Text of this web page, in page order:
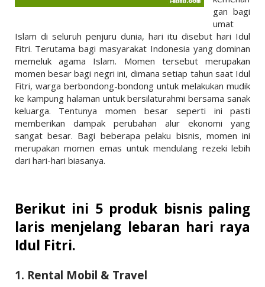
gan bagi
umat
Islam di seluruh penjuru dunia, hari itu disebut hari Idul
Fitri. Terutama bagi masyarakat Indonesia yang dominan
memeluk agama Islam. Momen tersebut merupakan
momen besar bagi negri ini, dimana setiap tahun saat Idul
Fitri, warga berbondong-bondong untuk melakukan mudik
ke kampung halaman untuk bersilaturahmi bersama sanak
keluarga. Tentunya momen besar seperti ini pasti
memberikan dampak perubahan alur ekonomi yang
sangat besar. Bagi beberapa pelaku bisnis, momen ini
merupakan momen emas untuk mendulang rezeki lebih
dari hari-hari biasanya.
Berikut ini 5 produk bisnis paling
laris menjelang lebaran hari raya
Idul Fitri.
1. Rental Mobil & Travel